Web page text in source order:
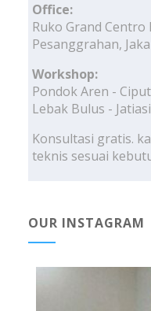
Office:
Ruko Grand
Pesanggrahan,
Workshop:
Pondok Aren -
Lebak Bulus -
Konsultasi gratis.
teknis sesuai
OUR INSTAGRAM